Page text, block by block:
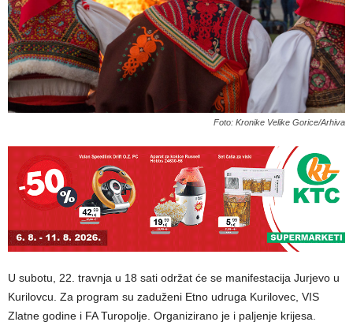
Foto: Kronike Velike Gorice/Arhiva
U subotu, 22. travnja u 18 sati održat će se manifestacija Jurjevo u
Kurilovcu. Za program su zaduženi Etno udruga Kurilovec, VIS
Zlatne godine i FA Turopolje. Organizirano je i paljenje krijesa.